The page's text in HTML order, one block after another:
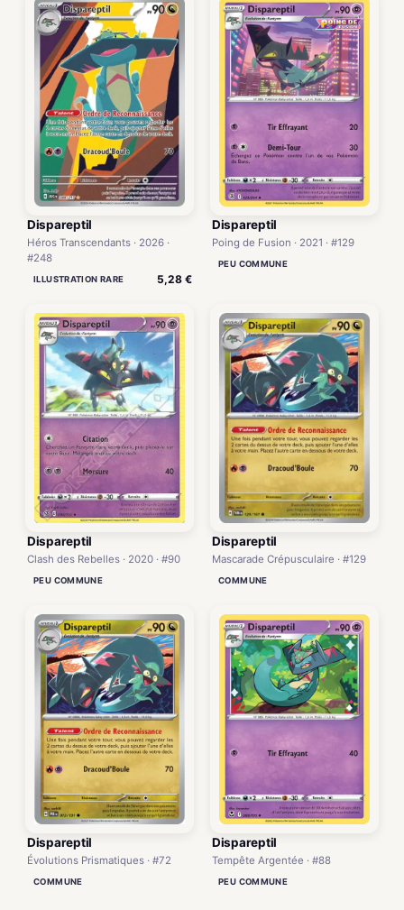
Dispareptil
Héros Transcendants · 2026 ·
#248
ILLUSTRATION RARE 5,28 €
Dispareptil
Poing de Fusion · 2021 · #129
PEU COMMUNE
Dispareptil
Clash des Rebelles · 2020 · #90
PEU COMMUNE
Dispareptil
Mascarade Crépusculaire · #129
COMMUNE
Dispareptil
Évolutions Prismatiques · #72
COMMUNE
Dispareptil
Tempête Argentée · #88
PEU COMMUNE